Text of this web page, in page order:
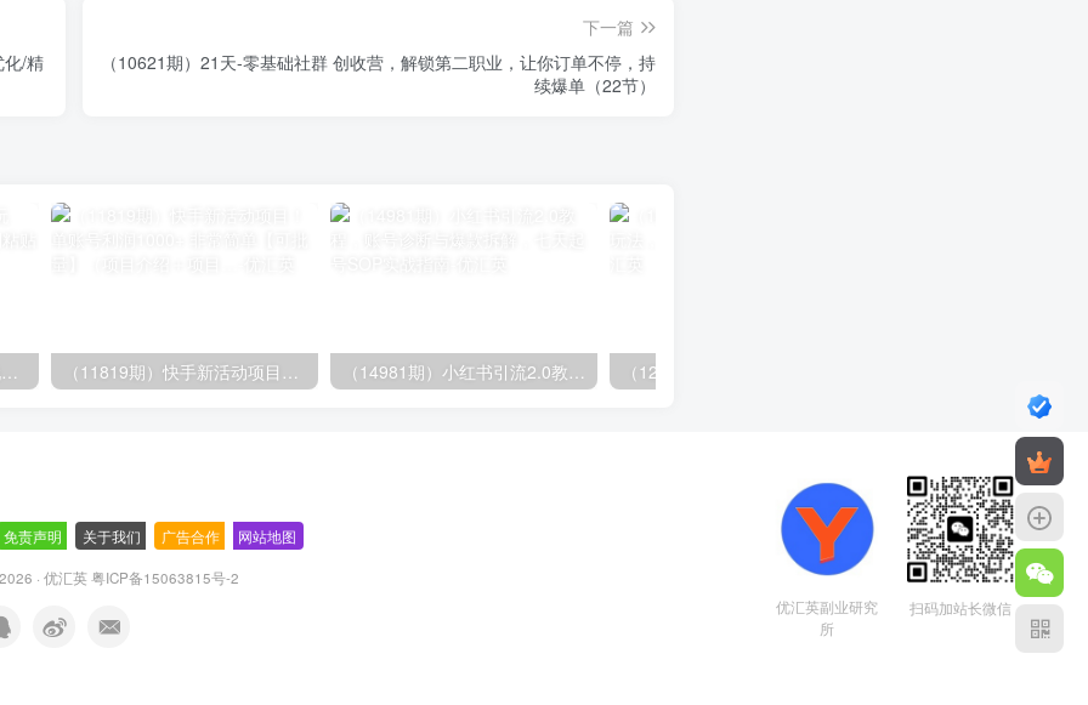
化/精
下一篇
（10621期）21天-零基础社群 创收营，解锁第二职业，让你订单不停，持
续爆单（22节）
免责声明 关于我们 广告合作 网站地图
· 优汇英粤ICP备15063815号-2
优汇英副业研究
所
扫码加站长微信